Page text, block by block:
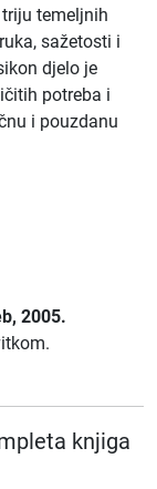
temeljnih
sažetosti i
djelo je
potreba i
i pouzdanu
, 2005.
knjiga